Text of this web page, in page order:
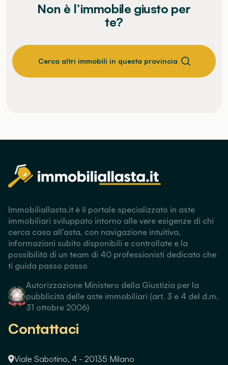
Non è l’immobile giusto per
te?
Cerca altri immobili in questa provincia
Immobiliallasta.it è il portale specializzato in aste
immobiliari sviluppato intorno alle vere esigenze di chi
cerca casa all’asta, con navigazione intuitiva,
informazioni subito disponibili e controllate e la
possibilità di un team di 40 professionisti dedicato che
ti guida passo passo
Autorizzazione Ministero della Giustizia per la
pubblicità delle aste immobiliari (art. 3 e 4 del d.m.
31 ottobre 2006)
Contattaci
Viale Sabotino, 4 - 20135 Milano